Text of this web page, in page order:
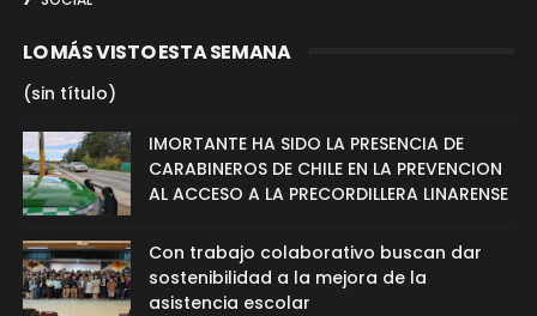
LO MÁS VISTO ESTA SEMANA
(sin título)
IMORTANTE HA SIDO LA PRESENCIA DE
CARABINEROS DE CHILE EN LA PREVENCION
AL ACCESO A LA PRECORDILLERA LINARENSE
Con trabajo colaborativo buscan dar
sostenibilidad a la mejora de la
asistencia escolar